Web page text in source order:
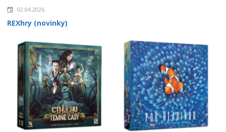
02.04.2026
REXhry (novinky)